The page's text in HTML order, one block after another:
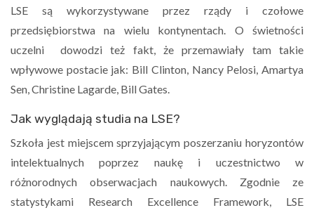
LSE są wykorzystywane przez rządy i czołowe
przedsiębiorstwa na wielu kontynentach. O świetności
uczelni dowodzi też fakt, że przemawiały tam takie
wpływowe postacie jak: Bill Clinton, Nancy Pelosi, Amartya
Sen, Christine Lagarde, Bill Gates.
Jak wyglądają studia na LSE?
Szkoła jest miejscem sprzyjającym poszerzaniu horyzontów
intelektualnych poprzez naukę i uczestnictwo w
różnorodnych obserwacjach naukowych. Zgodnie ze
statystykami Research Excellence Framework, LSE